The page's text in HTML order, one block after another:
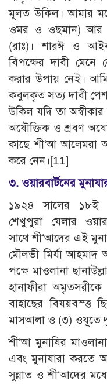
মূলত উকিল। আমার
ওমর ও ওছমান) আর
(রাঃ)। শারঈ ও
বিপক্ষের দাবী মেনে
করার উপায় নেই। আমি
কবুলকৃত সত্য দাবী পেশ
উকিল যদি তা
অযৌক্তিক ও শ্রবণ
কাছে শী‘আ আলেমরা
করে নেন।[11]
৩. ওয়ারবার্টনের
১৯২৪ সালের ১৮ই
শেখুপুরা যেলার
সাথে শী‘আদের এই
মৌলভী মির্যা
পক্ষে মাওলানা
হানাফীরা
বাহাছের বিষয়বস্ত্ত
মাসআলা ও (৩) ওযূতে
শী‘আ মুনাযির
এবং মুনাযারা করতে
সুন্নাত ও শী‘আদের